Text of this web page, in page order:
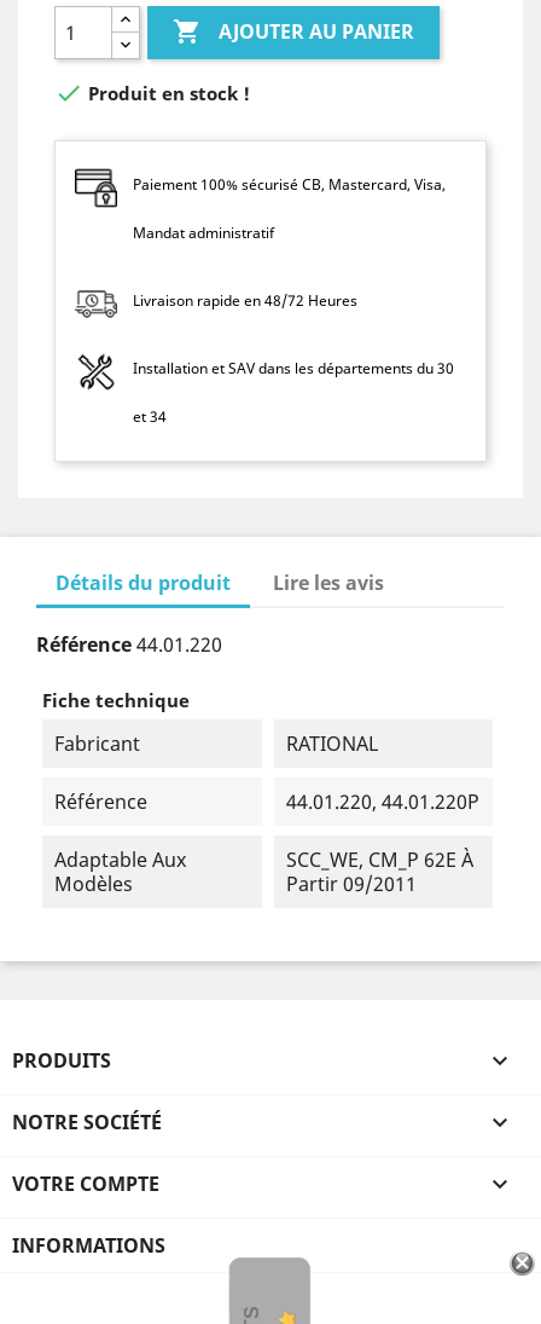
 AJOUTER AU PANIER
 Produit en stock !
Paiement 100% sécurisé CB, Mastercard, Visa,
Mandat administratif
Livraison rapide en 48/72 Heures
Installation et SAV dans les départements du 30
et 34
Détails du produit Lire les avis
Référence44.01.220
Fiche technique
Fabricant RATIONAL
Référence 44.01.220, 44.01.220P
Adaptable Aux
Modèles
SCC_WE, CM_P 62E À
Partir 09/2011
PRODUITS 
NOTRE SOCIÉTÉ 
VOTRE COMPTE 
INFORMATIONS